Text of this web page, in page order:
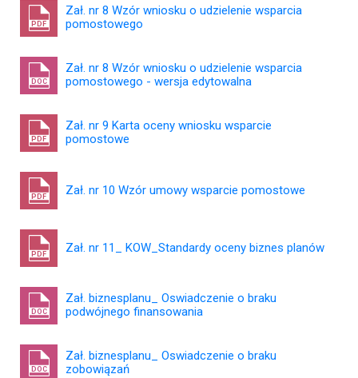
PDF
Zał. nr 8 Wzór wniosku o udzielenie wsparcia
pomostowego
DOC
Zał. nr 8 Wzór wniosku o udzielenie wsparcia
pomostowego - wersja edytowalna
PDF
Zał. nr 9 Karta oceny wniosku wsparcie
pomostowe
PDF Zał. nr 10 Wzór umowy wsparcie pomostowe
PDF Zał. nr 11_ KOW_Standardy oceny biznes planów
DOC
Zał. biznesplanu_ Oswiadczenie o braku
podwójnego finansowania
DOC
Zał. biznesplanu_ Oswiadczenie o braku
zobowiązań